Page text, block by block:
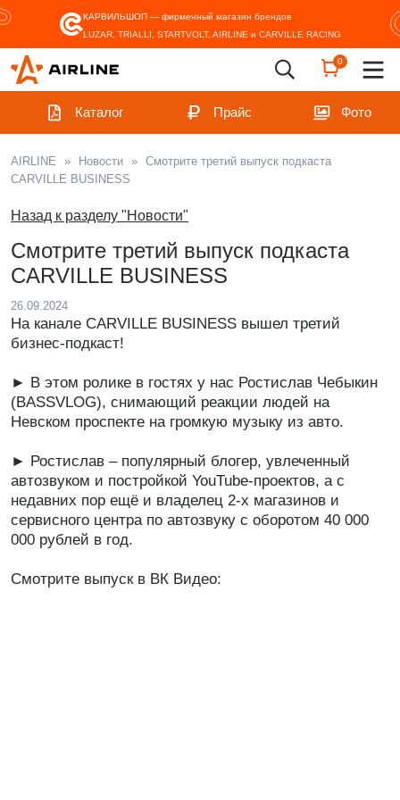
КАРВИЛЬШОП — фирменный магазин брендов
LUZAR, TRIALLI, STARTVOLT, AIRLINE и CARVILLE RACING
0
Каталог Прайс Фото
AIRLINE » Новости » Смотрите третий выпуск подкаста
CARVILLE BUSINESS
Назад к разделу "Новости"
Смотрите третий выпуск подкаста
CARVILLE BUSINESS
26.09.2024
На канале CARVILLE BUSINESS вышел третий
бизнес-подкаст!
► В этом ролике в гостях у нас Ростислав Чебыкин
(BASSVLOG), снимающий реакции людей на
Невском проспекте на громкую музыку из авто.
► Ростислав – популярный блогер, увлеченный
автозвуком и постройкой YouTube-проектов, а с
недавних пор ещё и владелец 2-х магазинов и
сервисного центра по автозвуку с оборотом 40 000
000 рублей в год.
Смотрите выпуск в ВК Видео: